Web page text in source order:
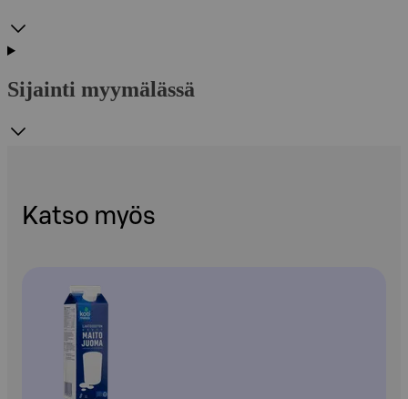
Sijainti myymälässä
Katso myös